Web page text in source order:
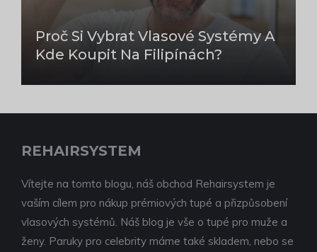
Proč Si Vybrat Vlasové Systémy A
Kde Koupit Na Filipínách?
REHAIRSYSTEM
Vítejte na tomto blogu, náš obchod Rehairsystem je
vaším cílem pro nákup prémiových tupé a přizpůsobení
vlasových systémů. Náš blog je vše o tupé pro muže a
ženy. Paruky pro celebrity máme také skladem, nebo se